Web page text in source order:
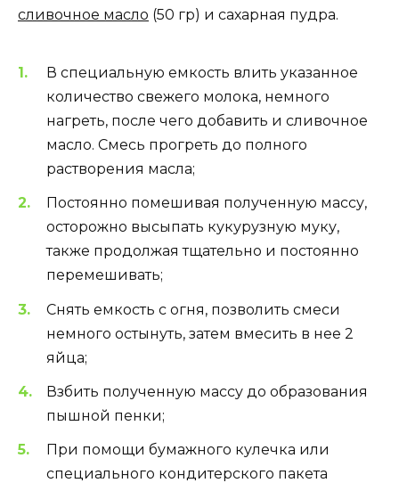
сливочное масло (50 гр) и сахарная пудра.
В специальную емкость влить указанное
количество свежего молока, немного
нагреть, после чего добавить и сливочное
масло. Смесь прогреть до полного
растворения масла;
Постоянно помешивая полученную массу,
осторожно высыпать кукурузную муку,
также продолжая тщательно и постоянно
перемешивать;
Снять емкость с огня, позволить смеси
немного остынуть, затем вмесить в нее 2
яйца;
Взбить полученную массу до образования
пышной пенки;
При помощи бумажного кулечка или
специального кондитерского пакета